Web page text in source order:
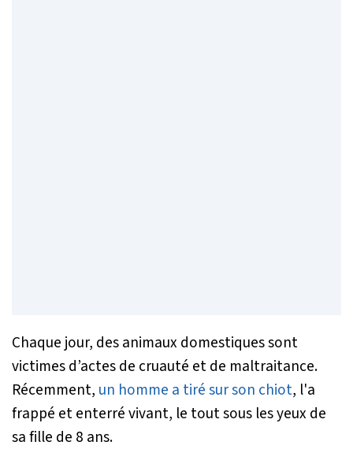
Chaque jour, des animaux domestiques sont
victimes d’actes de cruauté et de maltraitance.
Récemment, un homme a tiré sur son chiot, l'a
frappé et enterré vivant, le tout sous les yeux de
sa fille de 8 ans.